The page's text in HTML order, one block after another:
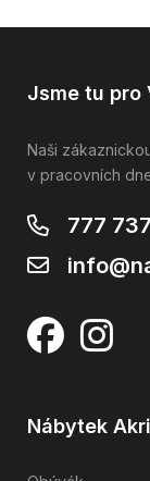
Jsme tu pro
Naši
v pracovních
777
Nábytek